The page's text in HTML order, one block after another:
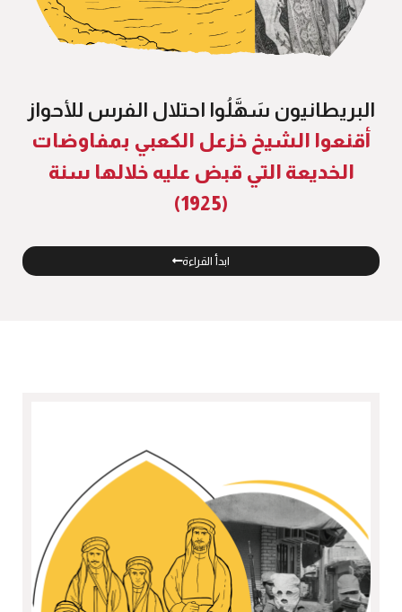
البريطانيون سَهَّلُوا احتلال الفرس للأحواز
أقنعوا الشيخ خزعل الكعبي بمفاوضات
الخديعة التي قبض عليه خلالها سنة
(1925)
ابدأ القراءة